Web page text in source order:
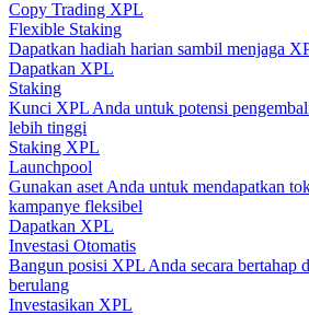
Copy Trading XPL
Flexible Staking
Dapatkan hadiah harian sambil menjaga
Dapatkan XPL
Staking
Kunci XPL Anda untuk potensi
lebih tinggi
Staking XPL
Launchpool
Gunakan aset Anda untuk mendapatkan
kampanye fleksibel
Dapatkan XPL
Investasi Otomatis
Bangun posisi XPL Anda secara bertahap
berulang
Investasikan XPL